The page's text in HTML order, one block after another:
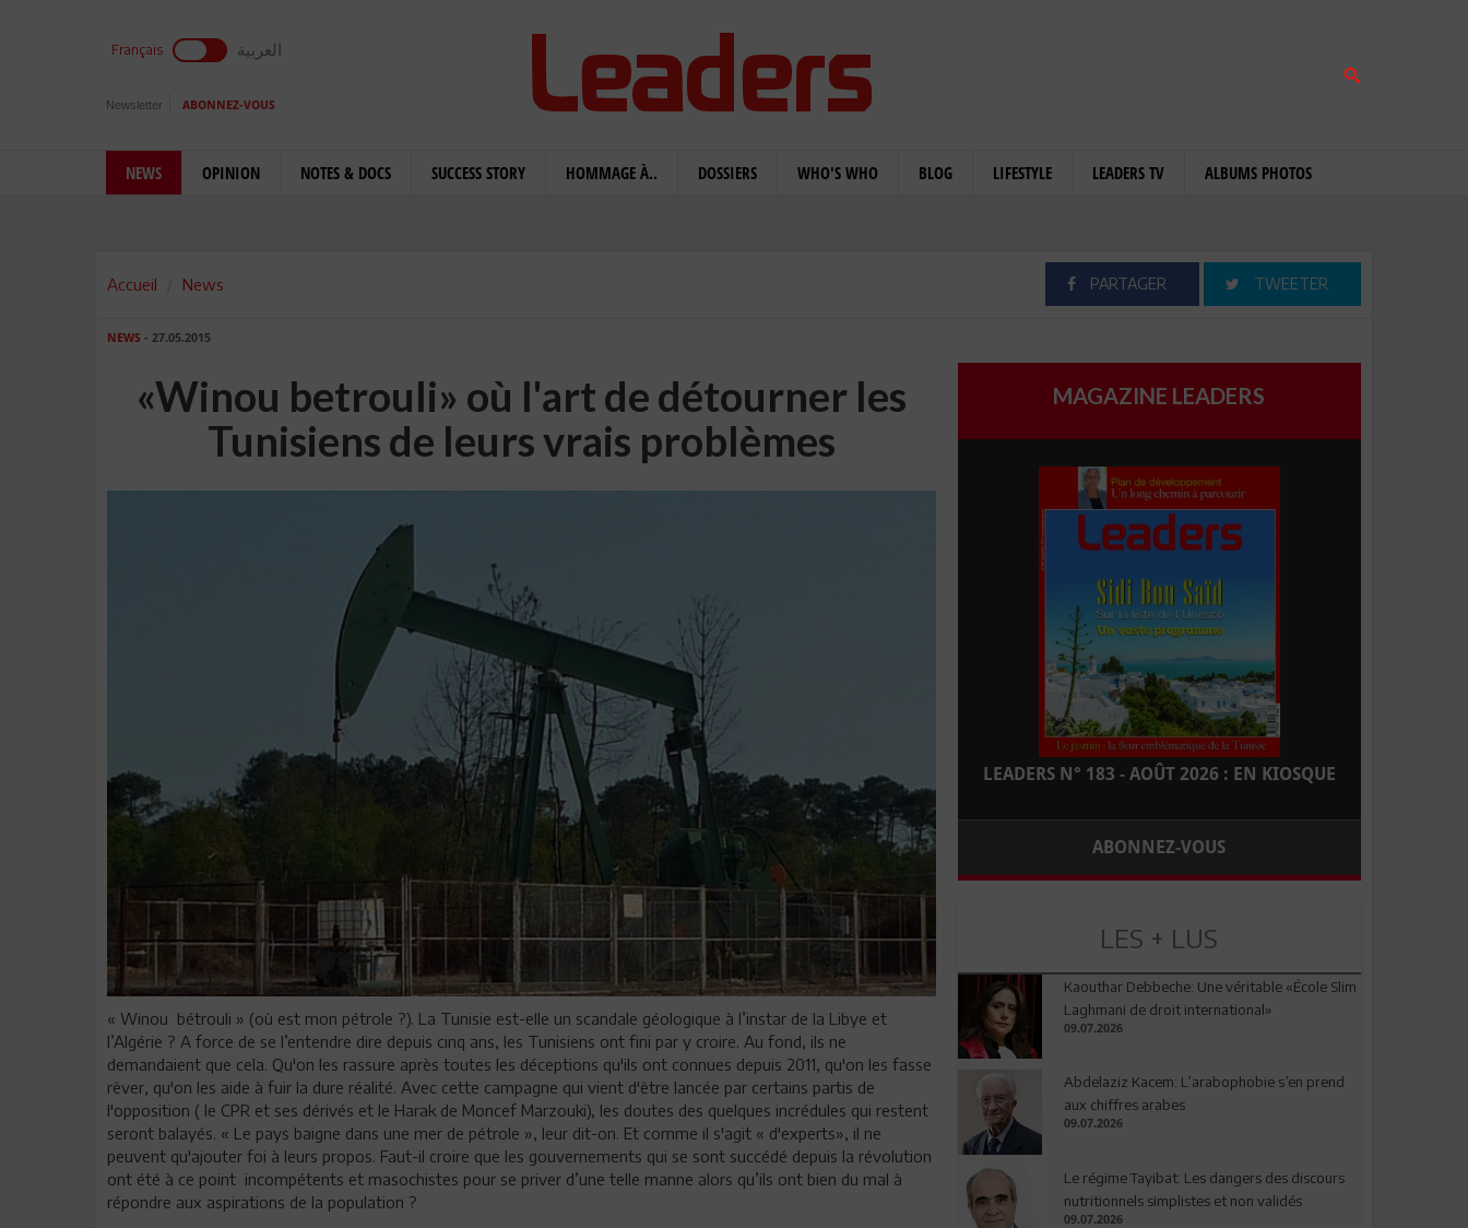
Français العربية
Newsletter ABONNEZ-VOUS
NEWS OPINION NOTES & DOCS SUCCESS STORY HOMMAGE À.. DOSSIERS WHO'S WHO BLOG LIFESTYLE LEADERS TV ALBUMS PHOTOS
Accueil News PARTAGER TWEETER
NEWS - 27.05.2015
«Winou betrouli» où l'art de détourner les
Tunisiens de leurs vrais problèmes
« Winou bétrouli » (où est mon pétrole ?). La Tunisie est-elle un scandale géologique à l’instar de la Libye et
l’Algérie ? A force de se l’entendre dire depuis cinq ans, les Tunisiens ont fini par y croire. Au fond, ils ne
demandaient que cela. Qu'on les rassure après toutes les déceptions qu'ils ont connues depuis 2011, qu'on les fasse
rêver, qu'on les aide à fuir la dure réalité. Avec cette campagne qui vient d'être lancée par certains partis de
l'opposition ( le CPR et ses dérivés et le Harak de Moncef Marzouki), les doutes des quelques incrédules qui restent
seront balayés. « Le pays baigne dans une mer de pétrole », leur dit-on. Et comme il s'agit « d'experts», il ne
peuvent qu'ajouter foi à leurs propos. Faut-il croire que les gouvernements qui se sont succédé depuis la révolution
ont été à ce point incompétents et masochistes pour se priver d’une telle manne alors qu’ils ont bien du mal à
répondre aux aspirations de la population ?
MAGAZINE LEADERS
LEADERS N° 183 - AOÛT 2026 : EN KIOSQUE
ABONNEZ-VOUS
LES + LUS
Kaouthar Debbeche: Une véritable «École Slim
Laghmani de droit international»
09.07.2026
Abdelaziz Kacem: L’arabophobie s’en prend
aux chiffres arabes
09.07.2026
Le régime Tayibat: Les dangers des discours
nutritionnels simplistes et non validés
09.07.2026